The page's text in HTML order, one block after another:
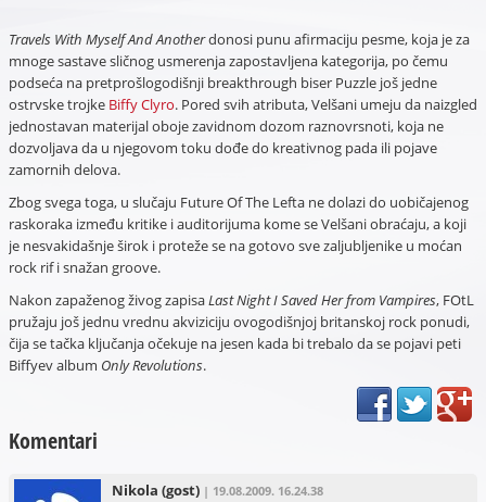
Travels With Myself And Anotherdonosi punu afirmaciju pesme, koja je za
mnoge sastave sličnog usmerenja zapostavljena kategorija, po čemu
podseća na pretprošlogodišnji breakthrough biser Puzzle još jedne
ostrvske trojke Biffy Clyro. Pored svih atributa, Velšani umeju da naizgled
jednostavan materijal oboje zavidnom dozom raznovrsnoti, koja ne
dozvoljava da u njegovom toku dođe do kreativnog pada ili pojave
zamornih delova.
Zbog svega toga, u slučaju Future Of The Lefta ne dolazi do uobičajenog
raskoraka između kritike i auditorijuma kome se Velšani obraćaju, a koji
je nesvakidašnje širok i proteže se na gotovo sve zaljubljenike u moćan
rock rif i snažan groove.
Nakon zapaženog živog zapisaLast Night I Saved Her from Vampires, FOtL
pružaju još jednu vrednu akviziciju ovogodišnjoj britanskoj rock ponudi,
čija se tačka ključanja očekuje na jesen kada bi trebalo da se pojavi peti
Biffyev album Only Revolutions.
Komentari
Nikola (gost) | 19.08.2009. 16.24.38